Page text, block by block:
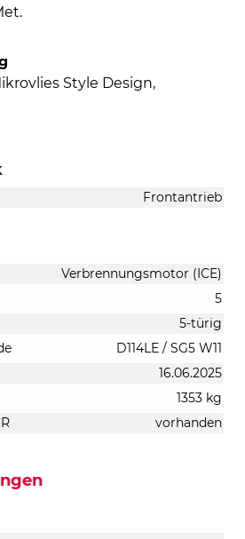
Style Design,
Frontantrieb
Verbrennungsmotor (ICE)
5
5-türig
D114LE / SG5 W11
16.06.2025
1353 kg
vorhanden